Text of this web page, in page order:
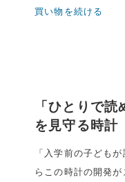
買い物を続ける
「ひとりで
を見守る時計
「入学前の子ども
らこの時計の開発